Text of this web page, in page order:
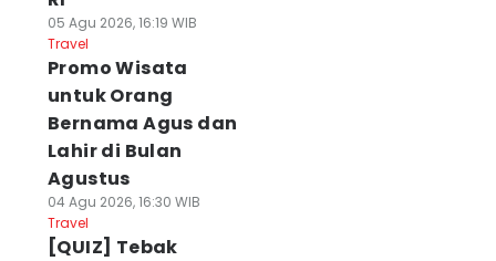
05 Agu 2026, 16:19 WIB
Travel
Promo Wisata
untuk Orang
Bernama Agus dan
Lahir di Bulan
Agustus
04 Agu 2026, 16:30 WIB
Travel
[QUIZ] Tebak